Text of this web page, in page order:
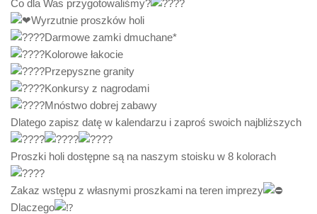
Co dla Was przygotowaliśmy?
Wyrzutnie proszków holi
Darmowe zamki dmuchane*
Kolorowe łakocie
Przepyszne granity
Konkursy z nagrodami
Mnóstwo dobrej zabawy
Dlatego zapisz datę w kalendarzu i zaproś swoich najbliższych
Proszki holi dostępne są na naszym stoisku w 8 kolorach
Zakaz wstępu z własnymi proszkami na teren imprezy
Dlaczego